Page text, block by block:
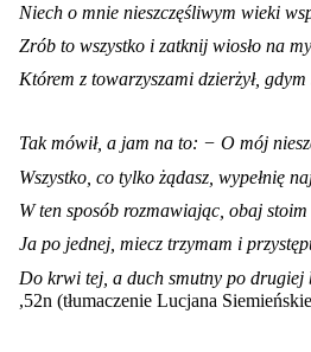
Niech o mnie nieszczęśliwym wieki
Zrób to wszystko i zatknij wiosło na
Którem z towarzyszami dzierżył, gdym
Tak mówił, a jam na to: − O mój
Wszystko, co tylko żądasz, wypełnię
W ten sposób rozmawiając, obaj
Ja po jednej, miecz trzymam i
Do krwi tej, a duch smutny po drugiej
,52n (tłumaczenie Lucjana